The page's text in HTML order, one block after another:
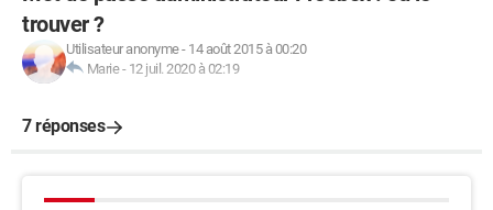
trouver ?
Utilisateur anonyme- 14 août 2015 à 00:20
Marie- 12 juil. 2020 à 02:19
7 réponses